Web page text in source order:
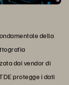
della
dai vendor di
protegge i dati